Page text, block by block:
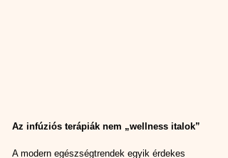
Az infúziós terápiák nem „wellness italok”
A modern egészségtrendek egyik érdekes